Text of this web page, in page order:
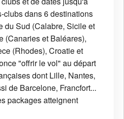
clubs dans 6 destinations
du Sud (Calabre, Sicile et
(Canaries et Baléares),
(Rhodes), Croatie et
"offrir le vol" au départ
dont Lille, Nantes,
de Barcelone, Francfort...
packages atteignent